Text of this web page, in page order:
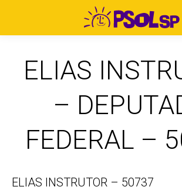
ELIAS
–
FEDERAL –
ELIAS INSTRUTOR – 50737